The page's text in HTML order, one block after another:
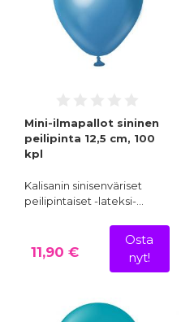
Mini-ilmapallot sininen
peilipinta 12,5 cm, 100
kpl
Kalisanin sinisenväriset
peilipintaiset -lateksi-…
11,90 €
Osta
nyt!